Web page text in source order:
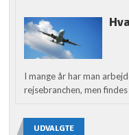
I mange år har man
rejsebranchen, men findes
UDVALGTE